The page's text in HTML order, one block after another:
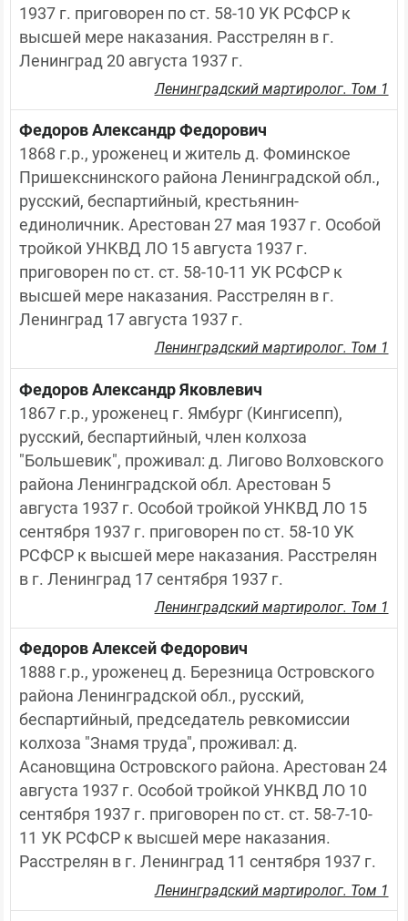
1937 г. приговорен по ст. 58-10 УК РСФСР к
высшей мере наказания. Расстрелян в г.
Ленинград 20 августа 1937 г.
Ленинградский мартиролог. Том 1
Федоров Александр Федорович
1868 г.р., уроженец и житель д. Фоминское
Пришекснинского района Ленинградской обл.,
русский, беспартийный, крестьянин-
единоличник. Арестован 27 мая 1937 г. Особой
тройкой УНКВД ЛО 15 августа 1937 г.
приговорен по ст. ст. 58-10-11 УК РСФСР к
высшей мере наказания. Расстрелян в г.
Ленинград 17 августа 1937 г.
Ленинградский мартиролог. Том 1
Федоров Александр Яковлевич
1867 г.р., уроженец г. Ямбург (Кингисепп),
русский, беспартийный, член колхоза
"Большевик", проживал: д. Лигово Волховского
района Ленинградской обл. Арестован 5
августа 1937 г. Особой тройкой УНКВД ЛО 15
сентября 1937 г. приговорен по ст. 58-10 УК
РСФСР к высшей мере наказания. Расстрелян
в г. Ленинград 17 сентября 1937 г.
Ленинградский мартиролог. Том 1
Федоров Алексей Федорович
1888 г.р., уроженец д. Березница Островского
района Ленинградской обл., русский,
беспартийный, председатель ревкомиссии
колхоза "Знамя труда", проживал: д.
Асановщина Островского района. Арестован 24
августа 1937 г. Особой тройкой УНКВД ЛО 10
сентября 1937 г. приговорен по ст. ст. 58-7-10-
11 УК РСФСР к высшей мере наказания.
Расстрелян в г. Ленинград 11 сентября 1937 г.
Ленинградский мартиролог. Том 1